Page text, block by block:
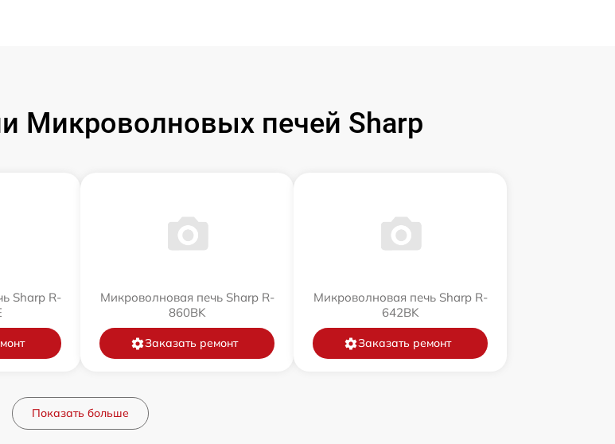
Микроволновых печей Sharp
Sharp R-
Микроволновая печь Sharp R-
860BK
Заказать ремонт
Микроволновая печь Sharp R-
642BK
Заказать ремонт
Показать больше